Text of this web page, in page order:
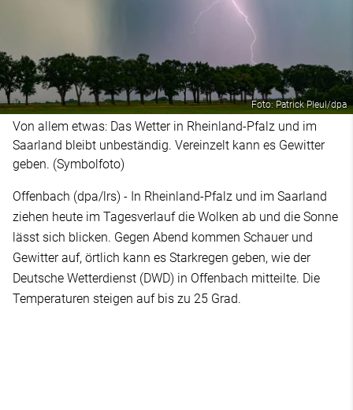
Foto: Patrick Pleul/dpa
Von allem etwas: Das Wetter in Rheinland-Pfalz und im
Saarland bleibt unbeständig. Vereinzelt kann es Gewitter
geben. (Symbolfoto)
Offenbach (dpa/lrs) - In Rheinland-Pfalz und im Saarland
ziehen heute im Tagesverlauf die Wolken ab und die Sonne
lässt sich blicken. Gegen Abend kommen Schauer und
Gewitter auf, örtlich kann es Starkregen geben, wie der
Deutsche Wetterdienst (DWD) in Offenbach mitteilte. Die
Temperaturen steigen auf bis zu 25 Grad.